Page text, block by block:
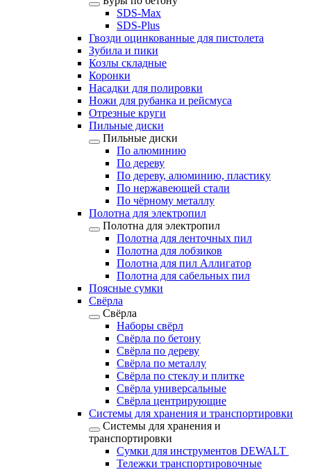
SDS-Max
SDS-Plus
Гвозди оцинкованные для пистолета
Зубила и пики
Козлы складные
Коронки
Насадки для полировки
Ножи для рубанка и рейсмуса
Отрезные круги
Пильные диски
Пильные диски
По алюминию
По дереву
По дереву, алюминию, пластику
По нержавеющей стали
По чёрному металлу
Полотна для электропил
Полотна для электропил
Полотна для ленточных пил
Полотна для лобзиков
Полотна для пил Аллигатор
Полотна для сабельных пил
Поясные сумки
Свёрла
Свёрла
Наборы свёрл
Свёрла по бетону
Свёрла по дереву
Свёрла по металлу
Свёрла по стеклу и плитке
Свёрла универсальные
Свёрла центрирующие
Системы для хранения и транспортировки
Системы для хранения и
транспортировки
Сумки для инструментов DEWALT
Тележки транспортировочные